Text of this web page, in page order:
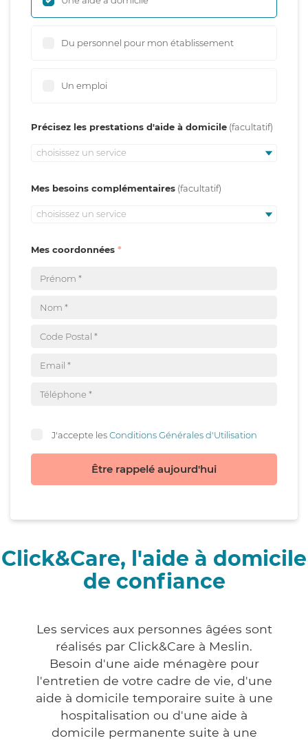
Du personnel pour mon établissement
Un emploi
Précisez les prestations d'aide à domicile
choisissez un service
Mes besoins complémentaires
choisissez un service
Mes coordonnées
J'accepte lesConditions Générales d'Utilisation
Être rappelé aujourd'hui
Click&Care, l'aide à domicile
de confiance
Les services aux personnes âgées sont
réalisés par Click&Care à Meslin.
Besoin d'une aide ménagère pour
l'entretien de votre cadre de vie, d'une
aide à domicile temporaire suite à une
hospitalisation ou d'une aide à
domicile permanente suite à une